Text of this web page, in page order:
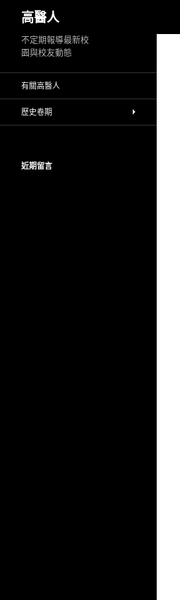
主
容
高醫人
不定期報導最新校
園與校友動態
有關高醫人
歷史卷期
近期留言